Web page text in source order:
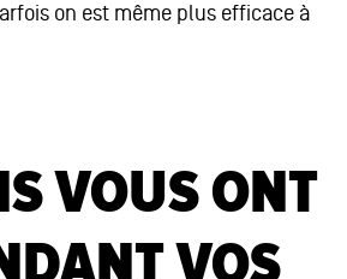
on est même plus efficace à
VOUS ONT